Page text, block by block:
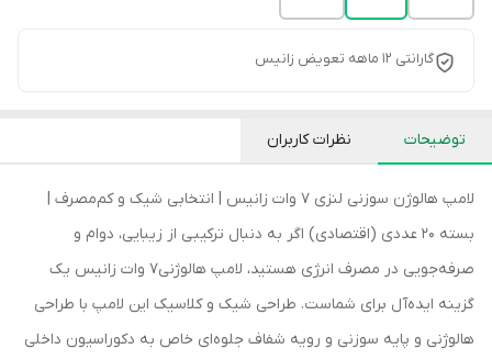
گارانتی 12 ماهه تعویض زانیس
توضیحات نظرات کاربران
لامپ هالوژن سوزنی لنزی 7 وات زانیس | انتخابی شیک و کم‌مصرف |
بسته 20 عددی (اقتصادی) اگر به دنبال ترکیبی از زیبایی، دوام و
صرفه‌جویی در مصرف انرژی هستید، لامپ هالوژنی7 وات زانیس یک
گزینه ایده‌آل برای شماست. طراحی شیک و کلاسیک این لامپ با طراحی
هالوژنی و پایه سوزنی و رویه شفاف جلوه‌ای خاص به دکوراسیون داخلی